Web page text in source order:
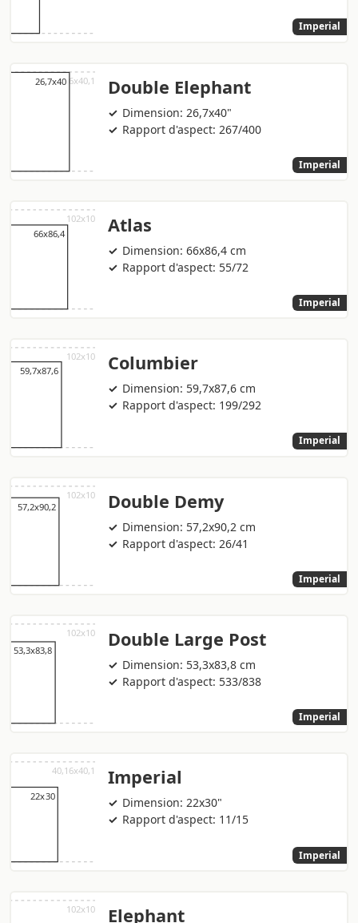
Imperial
Double Elephant
Dimension: 26,7x40"
Rapport d'aspect: 267/400
Imperial
Atlas
Dimension: 66x86,4 cm
Rapport d'aspect: 55/72
Imperial
Columbier
Dimension: 59,7x87,6 cm
Rapport d'aspect: 199/292
Imperial
Double Demy
Dimension: 57,2x90,2 cm
Rapport d'aspect: 26/41
Imperial
Double Large Post
Dimension: 53,3x83,8 cm
Rapport d'aspect: 533/838
Imperial
Imperial
Dimension: 22x30"
Rapport d'aspect: 11/15
Imperial
Elephant